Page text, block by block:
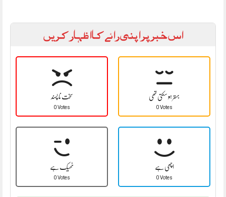
اس خبر پر اپنی رائے کا اظہار کریں
سخت نا پسند
0 Votes
بہتر ہو سکتی تھی
0 Votes
ٹھیک ہے
0 Votes
اچھی ہے
0 Votes